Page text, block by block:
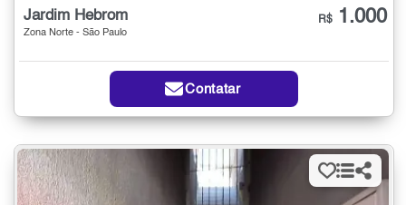
Jardim Hebrom
Zona Norte - São Paulo
R$ 1.000
Contatar